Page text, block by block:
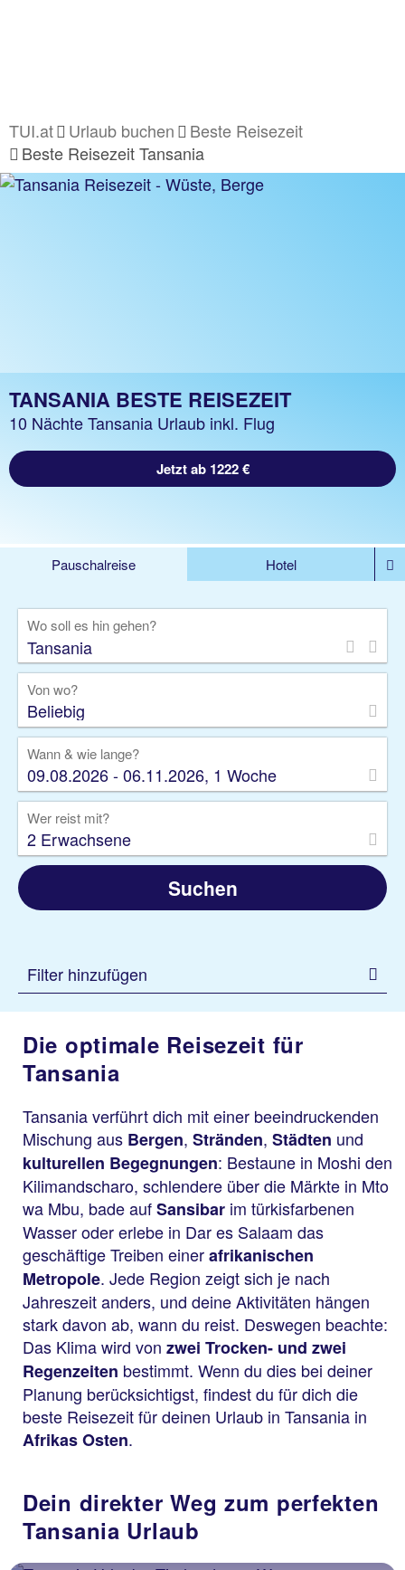
TUI.at Urlaub buchen
Beste Reisezeit
Beste Reisezeit Tansania
TANSANIA BESTE REISEZEIT
10 Nächte Tansania Urlaub inkl. Flug
Jetzt ab 1222 €
Pauschalreise
Hotel
Rundreise
Kreuzfahrt
Gruppenreise
Camper Privattransfer
Wo soll es hin gehen?
Von wo?
Beliebig
Wann & wie lange?
09.08.2026 - 06.11.2026, 1 Woche
Wer reist mit?
2 Erwachsene
Suchen
Filter hinzufügen
Die optimale Reisezeit für
Tansania
Tansania verführt dich mit einer beeindruckenden
Mischung aus Bergen, Stränden, Städten und
kulturellen Begegnungen: Bestaune in Moshi den
Kilimandscharo, schlendere über die Märkte in Mto
wa Mbu, bade aufSansibar im türkisfarbenen
Wasser oder erlebe in Dar es Salaam das
geschäftige Treiben einerafrikanischen
Metropole. Jede Region zeigt sich je nach
Jahreszeit anders, und deine Aktivitäten hängen
stark davon ab, wann du reist. Deswegen beachte:
Das Klima wird von zwei Trocken- und zwei
Regenzeiten bestimmt. Wenn du dies bei deiner
Planung berücksichtigst, findest du für dich die
beste Reisezeit für deinen Urlaub in Tansania in
Afrikas Osten.
Dein direkter Weg zum perfekten
Tansania Urlaub